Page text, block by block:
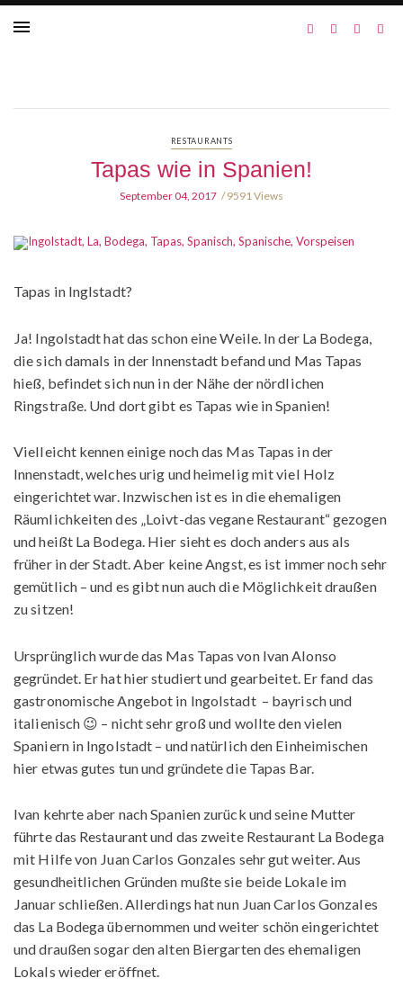
RESTAURANTS
Tapas wie in Spanien!
September 04, 2017 9591 Views
Tapas in Inglstadt?
Ja! Ingolstadt hat das schon eine Weile. In der La Bodega,
die sich damals in der Innenstadt befand und Mas Tapas
hieß, befindet sich nun in der Nähe der nördlichen
Ringstraße. Und dort gibt es Tapas wie in Spanien!
Vielleicht kennen einige noch das Mas Tapas in der
Innenstadt, welches urig und heimelig mit viel Holz
eingerichtet war. Inzwischen ist es in die ehemaligen
Räumlichkeiten des „Loivt-das vegane Restaurant“ gezogen
und heißt La Bodega. Hier sieht es doch anders aus als
früher in der Stadt. Aber keine Angst, es ist immer noch sehr
gemütlich – und es gibt nun auch die Möglichkeit draußen
zu sitzen!
Ursprünglich wurde das Mas Tapas von Ivan Alonso
gegründet. Er hat hier studiert und gearbeitet. Er fand das
gastronomische Angebot in Ingolstadt – bayrisch und
italienisch 😉 – nicht sehr groß und wollte den vielen
Spaniern in Ingolstadt – und natürlich den Einheimischen
hier etwas gutes tun und gründete die Tapas Bar.
Ivan kehrte aber nach Spanien zurück und seine Mutter
führte das Restaurant und das zweite Restaurant La Bodega
mit Hilfe von Juan Carlos Gonzales sehr gut weiter. Aus
gesundheitlichen Gründen mußte sie beide Lokale im
Januar schließen. Allerdings hat nun Juan Carlos Gonzales
das La Bodega übernommen und weiter schön eingerichtet
und draußen sogar den alten Biergarten des ehemaligen
Lokals wieder eröffnet.